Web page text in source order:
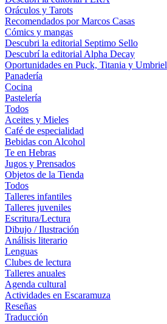
Oráculos y Tarots
Recomendados por Marcos Casas
Cómics y mangas
Descubri la editorial Septimo Sello
Descubrí la editorial Alpha Decay
Oportunidades en Puck, Titania y Umbriel
Panadería
Cocina
Pastelería
Todos
Aceites y Mieles
Café de especialidad
Bebidas con Alcohol
Te en Hebras
Jugos y Prensados
Objetos de la Tienda
Todos
Talleres infantiles
Talleres juveniles
Escritura/Lectura
Dibujo / Ilustración
Análisis literario
Lenguas
Clubes de lectura
Talleres anuales
Agenda cultural
Actividades en Escaramuza
Reseñas
Traducción